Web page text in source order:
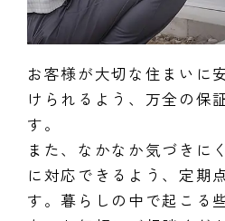
お客様が大切な住まいに
けられるよう、万全の保
す。
また、なかなか気づきに
に対応できるよう、定期
す。暮らしの中で起こる